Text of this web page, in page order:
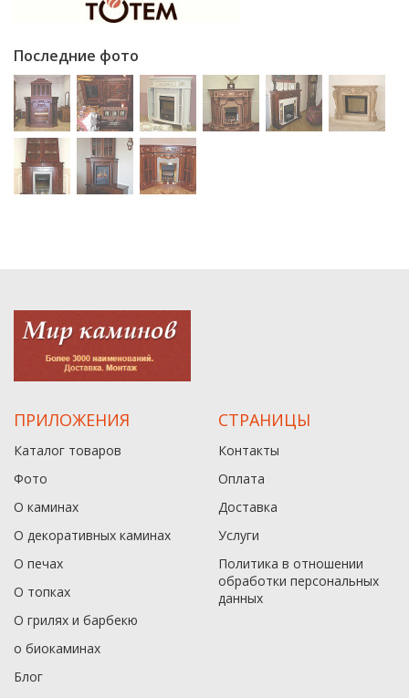
Последние фото
ПРИЛОЖЕНИЯ
Каталог товаров
Фото
О каминах
О декоративных каминах
О печах
О топках
О грилях и барбекю
о биокаминах
Блог
СТРАНИЦЫ
Контакты
Оплата
Доставка
Услуги
Политика в отношении
обработки персональных
данныx